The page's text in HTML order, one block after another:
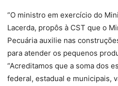
“O ministro em exercício do
Lacerda, propôs à CST que o
Pecuária auxilie nas
para atender os pequenos
“Acreditamos que a soma dos
federal, estadual e municipais,